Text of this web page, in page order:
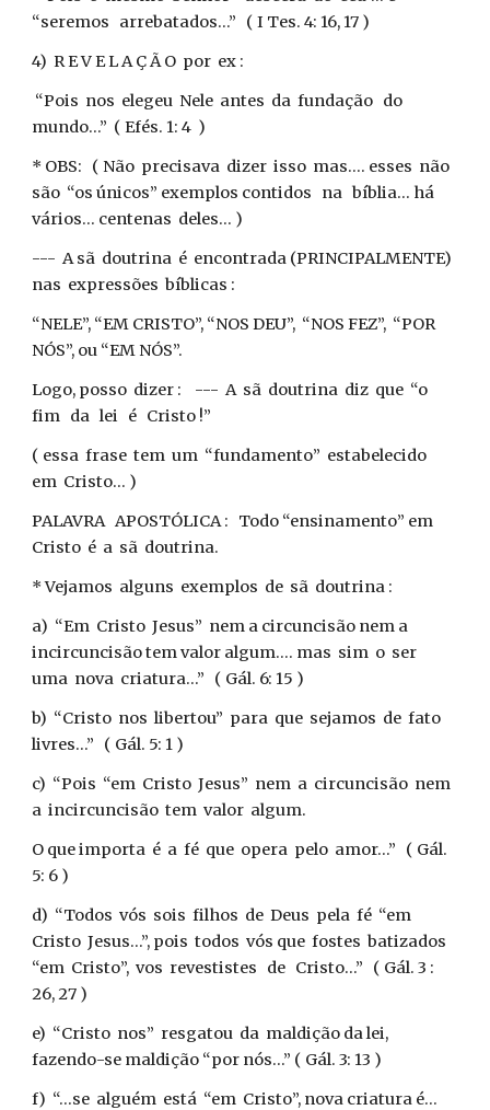
“seremos arrebatados...” ( I Tes. 4: 16, 17 )
4) R E V E L A Ç Ã O por ex :
“Pois nos elegeu Nele antes da fundação do
mundo...” ( Efés. 1: 4 )
* OBS: ( Não precisava dizer isso mas.... esses não
são “os únicos” exemplos contidos na bíblia... há
vários... centenas deles... )
--- A sã doutrina é encontrada (PRINCIPALMENTE)
nas expressões bíblicas :
“NELE”, “EM CRISTO”, “NOS DEU”, “NOS FEZ”, “POR
NÓS”, ou “EM NÓS”.
Logo, posso dizer : --- A sã doutrina diz que “o
fim da lei é Cristo !”
( essa frase tem um “fundamento” estabelecido
em Cristo... )
PALAVRA APOSTÓLICA : Todo “ensinamento” em
Cristo é a sã doutrina.
* Vejamos alguns exemplos de sã doutrina :
a) “Em Cristo Jesus” nem a circuncisão nem a
incircuncisão tem valor algum.... mas sim o ser
uma nova criatura...” ( Gál. 6: 15 )
b) “Cristo nos libertou” para que sejamos de fato
livres...” ( Gál. 5: 1 )
c) “Pois “em Cristo Jesus” nem a circuncisão nem
a incircuncisão tem valor algum.
O que importa é a fé que opera pelo amor...” ( Gál.
5: 6 )
d) “Todos vós sois filhos de Deus pela fé “em
Cristo Jesus...”, pois todos vós que fostes batizados
“em Cristo”, vos revestistes de Cristo...” ( Gál. 3 :
26, 27 )
e) “Cristo nos” resgatou da maldição da lei,
fazendo-se maldição “por nós...” ( Gál. 3: 13 )
f) “...se alguém está “em Cristo”, nova criatura é...